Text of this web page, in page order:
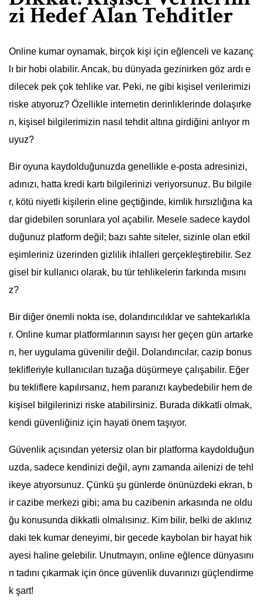
zi Hedef Alan Tehditler
Online kumar oynamak, birçok kişi için eğlenceli ve kazanç
lı bir hobi olabilir. Ancak, bu dünyada gezinirken göz ardı e
dilecek pek çok tehlike var. Peki, ne gibi kişisel verilerimizi
riske atıyoruz? Özellikle internetin derinliklerinde dolaşırke
n, kişisel bilgilerimizin nasıl tehdit altına girdiğini anlıyor m
uyuz?
Bir oyuna kaydolduğunuzda genellikle e-posta adresinizi,
adınızı, hatta kredi kartı bilgilerinizi veriyorsunuz. Bu bilgile
r, kötü niyetli kişilerin eline geçtiğinde, kimlik hırsızlığına ka
dar gidebilen sorunlara yol açabilir. Mesele sadece kaydol
duğunuz platform değil; bazı sahte siteler, sizinle olan etkil
eşimleriniz üzerinden gizlilik ihlalleri gerçekleştirebilir. Sez
gisel bir kullanıcı olarak, bu tür tehlikelerin farkında mısını
z?
Bir diğer önemli nokta ise, dolandırıcılıklar ve sahtekarlıkla
r. Online kumar platformlarının sayısı her geçen gün artarke
n, her uygulama güvenilir değil. Dolandırıcılar, cazip bonus
teklifleriyle kullanıcıları tuzağa düşürmeye çalışabilir. Eğer
bu tekliflere kapılırsanız, hem paranızı kaybedebilir hem de
kişisel bilgilerinizi riske atabilirsiniz. Burada dikkatli olmak,
kendi güvenliğiniz için hayati önem taşıyor.
Güvenlik açısından yetersiz olan bir platforma kaydolduğun
uzda, sadece kendinizi değil, aynı zamanda ailenizi de tehl
ikeye atıyorsunuz. Çünkü şu günlerde önünüzdeki ekran, b
ir cazibe merkezi gibi; ama bu cazibenin arkasında ne oldu
ğu konusunda dikkatli olmalısınız. Kim bilir, belki de aklınız
daki tek kumar deneyimi, bir gecede kaybolan bir hayat hik
ayesi haline gelebilir. Unutmayın, online eğlence dünyasını
n tadını çıkarmak için önce güvenlik duvarınızı güçlendirme
k şart!